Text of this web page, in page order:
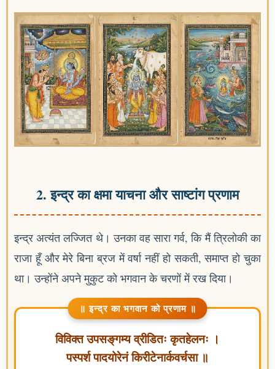
2. इन्द्र का क्षमा याचना और साष्टांग प्रणाम
इन्द्र अत्यंत लज्जित थे। उनका वह सारा गर्व, कि मैं त्रिलोकी का
राजा हूँ और मेरे बिना ब्रज में वर्षा नहीं हो सकती, समाप्त हो चुका
था। उन्होंने अपने मुकुट को भगवान के चरणों में रख दिया।
॥ इन्द्र का भगवान को प्रणाम ॥
विविक्त उपसङ्‌गम्य व्रीडितः कृतहेलनः ।
पस्पर्श पादयोरेनं किरीटेनार्कवर्चसा ॥